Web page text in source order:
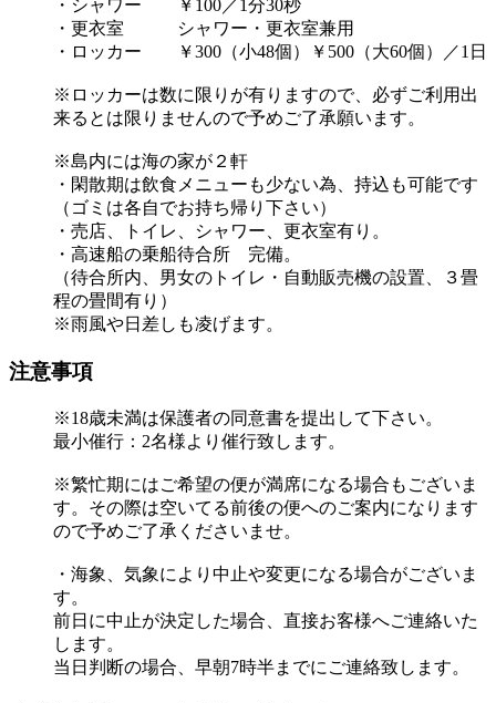
・シャワー ￥100／1分30秒
・更衣室 シャワー・更衣室兼用
・ロッカー ￥300（小48個）￥500（大60個）／1日
※ロッカーは数に限りが有りますので、必ずご利用出
来るとは限りませんので予めご了承願います。
※島内には海の家が２軒
・閑散期は飲食メニューも少ない為、持込も可能です
（ゴミは各自でお持ち帰り下さい）
・売店、トイレ、シャワー、更衣室有り。
・高速船の乗船待合所 完備。
（待合所内、男女のトイレ・自動販売機の設置、３畳
程の畳間有り）
※雨風や日差しも凌げます。
注意事項
※18歳未満は保護者の同意書を提出して下さい。
最小催行：2名様より催行致します。
※繁忙期にはご希望の便が満席になる場合もございま
す。その際は空いてる前後の便へのご案内になります
ので予めご了承くださいませ。
・海象、気象により中止や変更になる場合がございま
す。
前日に中止が決定した場合、直接お客様へご連絡いた
します。
当日判断の場合、早朝7時半までにご連絡致します。